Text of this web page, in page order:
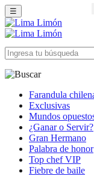
☰
Farandula
Exclusivas
Mundos
¿Ganar o Servir?
Gran Hermano
Palabra de honor
Top chef VIP
Fiebre de baile